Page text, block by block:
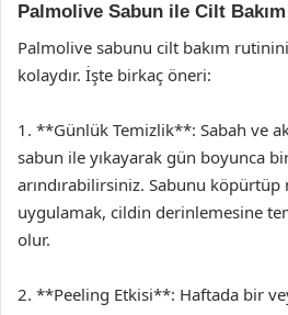
Palmolive Sabun ile Cilt
Palmolive sabunu cilt bakım
kolaydır. İşte birkaç öneri:
1. **Günlük Temizlik**: Sabah ve
sabun ile yıkayarak gün boyunca
arındırabilirsiniz. Sabunu köpürtüp
uygulamak, cildin derinlemesine
olur.
2. **Peeling Etkisi**: Haftada bir